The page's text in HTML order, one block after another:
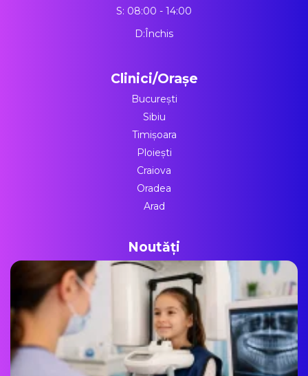
S: 08:00 - 14:00
D:Închis
Clinici/Orașe
București
Sibiu
Timișoara
Ploiești
Craiova
Oradea
Arad
Noutăți